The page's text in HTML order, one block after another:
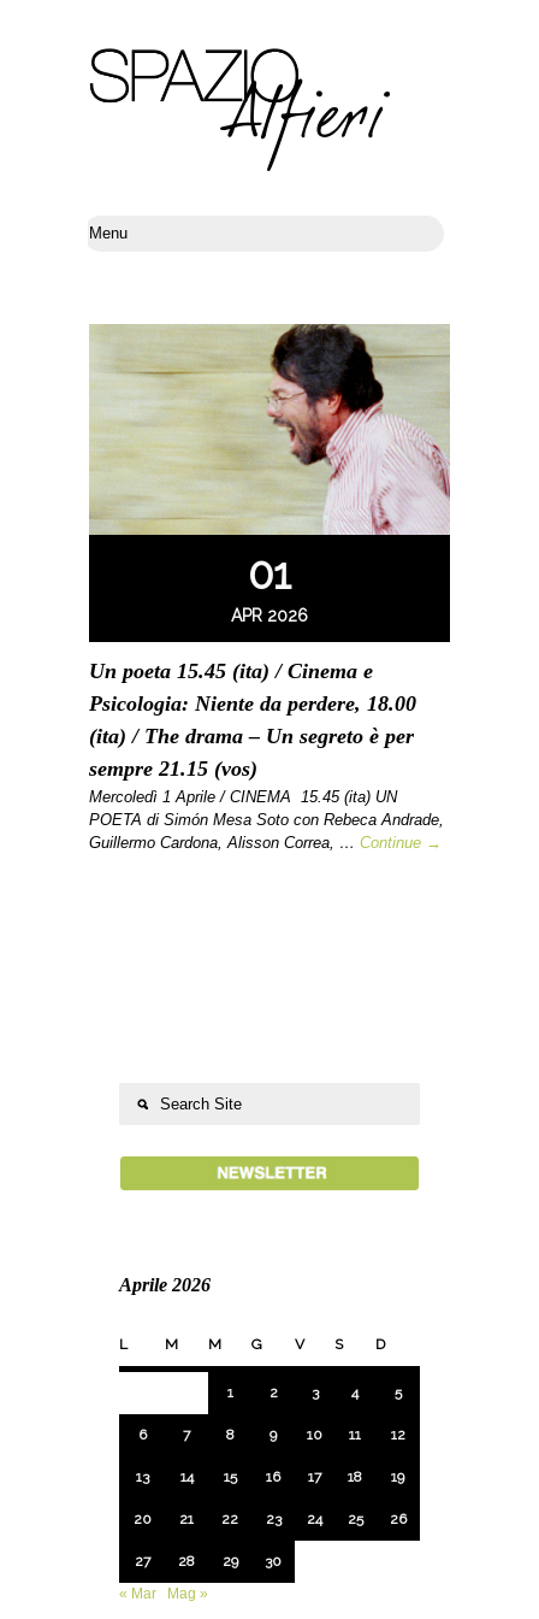
01
APR 2026
Un poeta 15.45 (ita) / Cinema e
Psicologia: Niente da perdere, 18.00
(ita) / The drama – Un segreto è per
sempre 21.15 (vos)
Mercoledì 1 Aprile / CINEMA 15.45 (ita) UN
POETA di Simón Mesa Soto con Rebeca Andrade,
Guillermo Cardona, Alisson Correa, … Continue →
Aprile 2026
L M M G V S D
1 2 3 4 5
6 7 8 9 10 11 12
13 14 15 16 17 18 19
20 21 22 23 24 25 26
27 28 29
30
« Mar
Mag »